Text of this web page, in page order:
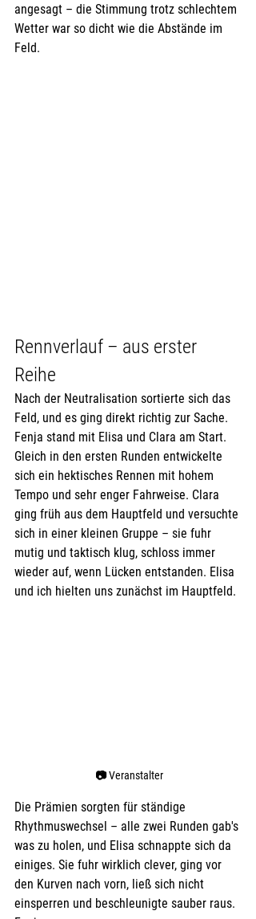
angesagt – die Stimmung trotz schlechtem
Wetter war so dicht wie die Abstände im
Feld.
Rennverlauf – aus erster
Reihe
Nach der Neutralisation sortierte sich das
Feld, und es ging direkt richtig zur Sache.
Fenja stand mit Elisa und Clara am Start.
Gleich in den ersten Runden entwickelte
sich ein hektisches Rennen mit hohem
Tempo und sehr enger Fahrweise. Clara
ging früh aus dem Hauptfeld und versuchte
sich in einer kleinen Gruppe – sie fuhr
mutig und taktisch klug, schloss immer
wieder auf, wenn Lücken entstanden. Elisa
und ich hielten uns zunächst im Hauptfeld.
📷 Veranstalter
Die Prämien sorgten für ständige
Rhythmuswechsel – alle zwei Runden gab's
was zu holen, und Elisa schnappte sich da
einiges. Sie fuhr wirklich clever, ging vor
den Kurven nach vorn, ließ sich nicht
einsperren und beschleunigte sauber raus.